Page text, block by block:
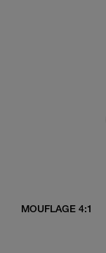
MOUFLAGE 4:1